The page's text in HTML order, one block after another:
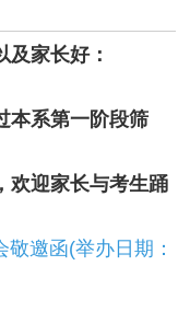
家长好：
本系第一阶段筛
欢迎家长与考生踊
邀函(举办日期：